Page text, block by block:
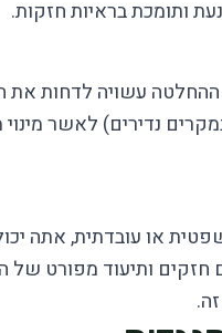
ותומכת בראיות חזקות.
עשויה לדחות את
נדירים) לאשר
או עובדתית, אתה
חזקים ותיעוד מפורט